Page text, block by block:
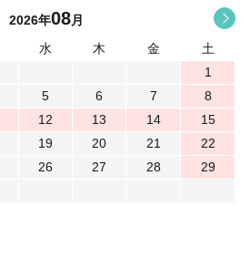
>
2026年08月
水 木 金
土
1
5 6 7
8
12 13 14
15
19 20 21
22
26 27 28
29